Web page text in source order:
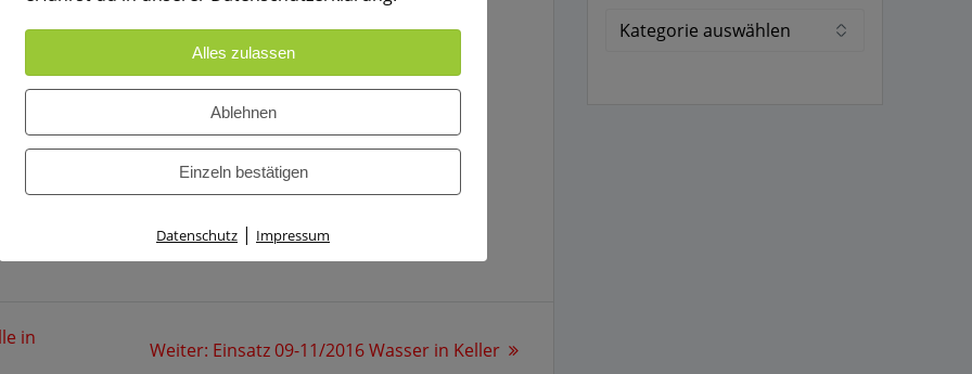
in
Weiter: Nächster
Einsatz 09-11/2016 Wasser in Keller
Kategorien
Alles zulassen
Ablehnen
Einzeln bestätigen
Datenschutz | Impressum